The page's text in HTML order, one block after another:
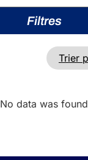
Filtres
No data was found